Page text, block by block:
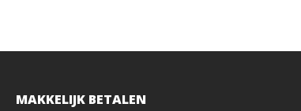
MAKKELIJK BETALEN